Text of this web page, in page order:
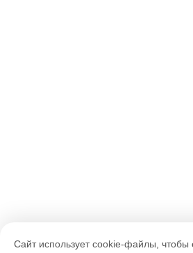
Сайт использует cookie-файлы, чтобы